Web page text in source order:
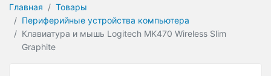
Главная
Товары
Периферийные устройства компьютера
Клавиатура и мышь Logitech MK470 Wireless Slim
Graphite